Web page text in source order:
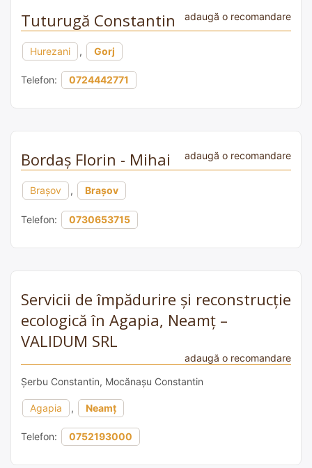
Tuturugă Constantin adaugă o recomandare
Hurezani , Gorj
Telefon: 0724442771
Bordaș Florin - Mihai adaugă o recomandare
Brașov , Brașov
Telefon: 0730653715
Servicii de împădurire și reconstrucție
ecologică în Agapia, Neamț –
VALIDUM SRL
adaugă o recomandare
Șerbu Constantin, Mocănașu Constantin
Agapia , Neamț
Telefon: 0752193000